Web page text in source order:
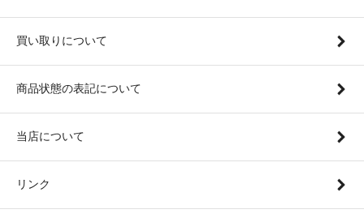
買い取りについて
商品状態の表記について
当店について
リンク